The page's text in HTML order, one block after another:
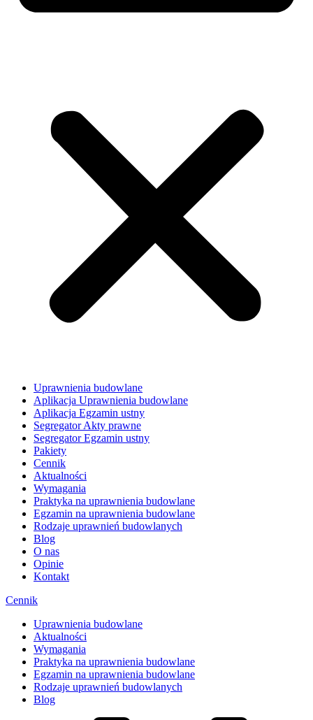
Uprawnienia budowlane
Aplikacja Uprawnienia budowlane
Aplikacja Egzamin ustny
Segregator Akty prawne
Segregator Egzamin ustny
Pakiety
Cennik
Aktualności
Wymagania
Praktyka na uprawnienia budowlane
Egzamin na uprawnienia budowlane
Rodzaje uprawnień budowlanych
Blog
O nas
Opinie
Kontakt
Cennik
Uprawnienia budowlane
Aktualności
Wymagania
Praktyka na uprawnienia budowlane
Egzamin na uprawnienia budowlane
Rodzaje uprawnień budowlanych
Blog